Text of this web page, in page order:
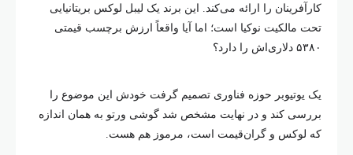
کارآفرینان را ارائه می‌کند. این برند یک لیبل لوکس بریتانیایی
تحت مالکیت نوکیا است؛ اما آیا واقعاً ارزش برچسب قیمتی
۵۳۸۰ دلاری‌اش را دارد؟
یک یوتیوبر حوزه فناوری تصمیم گرفت خودش این موضوع را
بررسی کند و در نهایت مشخص شد گوشی ورتو به همان اندازه
که لوکس و گران‌قیمت است، مرموز هم هست.